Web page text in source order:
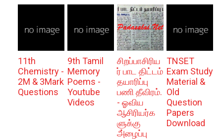
11th
Chemistry -
2M & 3Mark
Questions
9th Tamil
Memory
Poems -
Youtube
Videos
சிறப்பாசிரிய
ர் பாட திட்டம்
தயாரிப்பு
பணி தீவிரம்.
- ஓவிய
ஆசிரியர்க
ளுக்கு
அ்ழைப்பு
TNSET
Exam Study
Material &
Old
Question
Papers
Download